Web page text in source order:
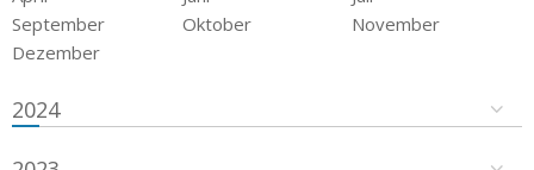
September
Oktober
November
Dezember
2024